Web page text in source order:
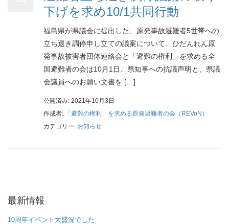
下げを求め10/1共同行動
福島県が県議会に提出した、原発事故避難者5世帯への
立ち退き調停申し立ての議案について、ひだんれん原
発事故被害者団体連絡会と「避難の権利」を求める全
国避難者の会は10月1日、県知事への抗議声明と、県議
会議員へのお願い文書を […]
公開済み: 2021年10月3日
作成者:
「避難の権利」を求める原発避難者の会（REVoN）
カテゴリー: お知らせ
最新情報
10周年イベント大盛況でした